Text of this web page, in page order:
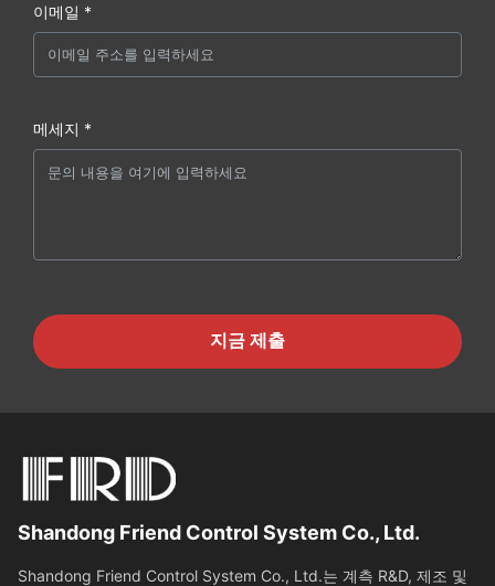
이메일 *
메세지 *
지금 제출
Shandong Friend Control System Co., Ltd.
Shandong Friend Control System Co., Ltd.는 계측 R&D, 제조 및